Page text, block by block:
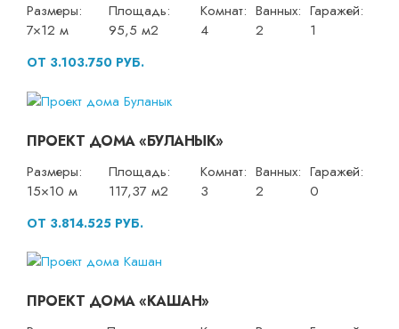
Размеры:
7×12 м
Площадь:
95,5 м2
Комнат:
4
Ванных:
2
Гаражей:
1
ОТ 3.103.750 РУБ.
ПРОЕКТ ДОМА «БУЛАНЫК»
Размеры:
15×10 м
Площадь:
117,37 м2
Комнат:
3
Ванных:
2
Гаражей:
0
ОТ 3.814.525 РУБ.
ПРОЕКТ ДОМА «КАШАН»